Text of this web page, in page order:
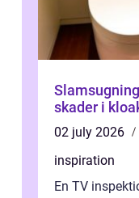
skader i
02 july 2026
inspiration
En TV